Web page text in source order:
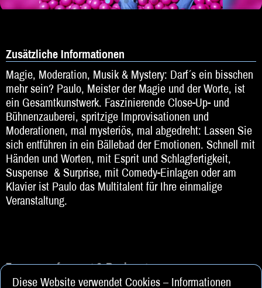
Zusätzliche Informationen
Magie, Moderation, Musik & Mystery: Darf´s ein bisschen
mehr sein? Paulo, Meister der Magie und der Worte, ist
ein Gesamtkunstwerk. Faszinierende Close-Up- und
Bühnenzauberei, spritzige Improvisationen und
Moderationen, mal mysteriös, mal abgedreht: Lassen Sie
sich entführen in ein Bällebad der Emotionen. Schnell mit
Händen und Worten, mit Esprit und Schlagfertigkeit,
Suspense & Surprise, mit Comedy-Einlagen oder am
Klavier ist Paulo das Multitalent für Ihre einmalige
Veranstaltung.
Zusammenfassung & Buchung
Diese Website verwendet Cookies – Informationen